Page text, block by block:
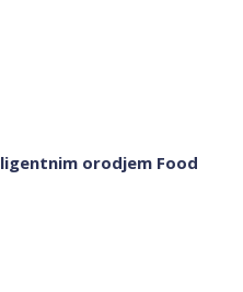
orodjem Food